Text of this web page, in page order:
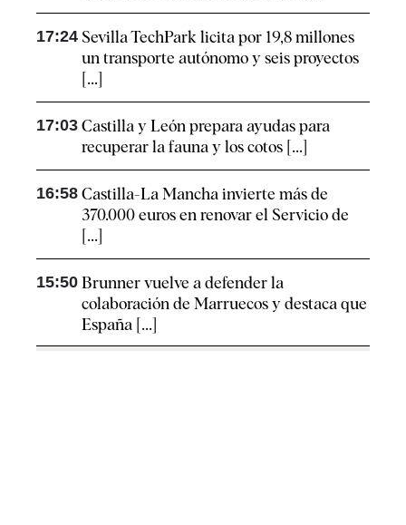
17:24 Sevilla TechPark licita por 19,8 millones
un transporte autónomo y seis proyectos
[...]
17:03 Castilla y León prepara ayudas para
recuperar la fauna y los cotos [...]
16:58 Castilla-La Mancha invierte más de
370.000 euros en renovar el Servicio de
[...]
15:50 Brunner vuelve a defender la
colaboración de Marruecos y destaca que
España [...]